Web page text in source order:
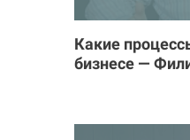
Какие
бизнесе —